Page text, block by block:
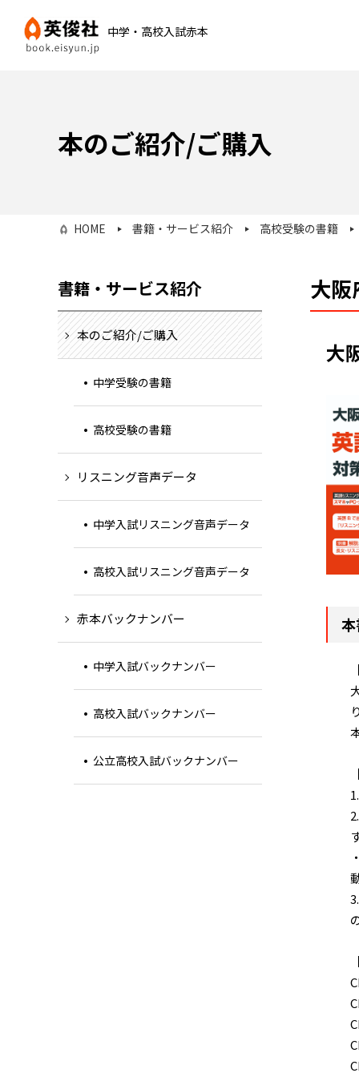
中学・高校入試赤本
本のご紹介/ご購入
HOME 書籍・サービス紹介 高校受験の書籍
大阪
大
書籍・サービス紹介
本のご紹介/ご購入
中学受験の書籍
高校受験の書籍
リスニング音声データ
中学入試リスニング音声データ
高校入試リスニング音声データ
赤本バックナンバー
中学入試バックナンバー
高校入試バックナンバー
公立高校入試バックナンバー